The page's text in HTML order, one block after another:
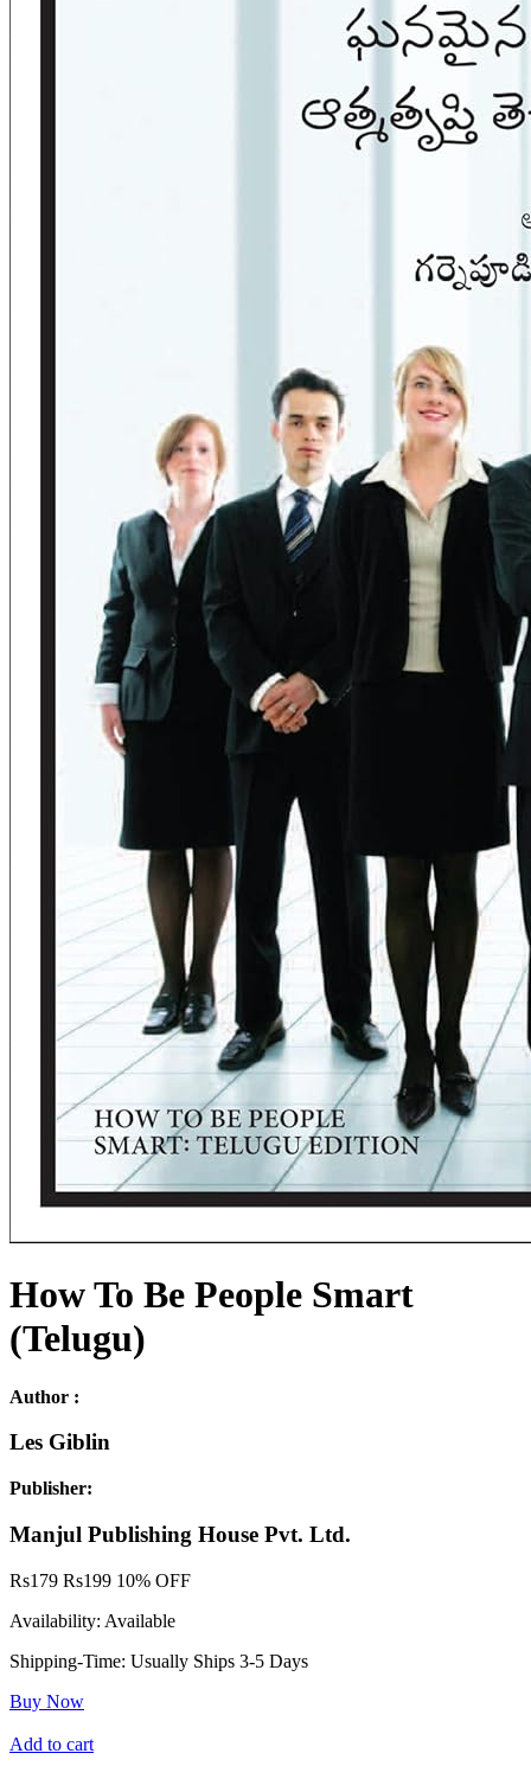
How To Be People Smart
(Telugu)
Author :
Les Giblin
Publisher:
Manjul Publishing House Pvt. Ltd.
Rs179 Rs199 10% OFF
Availability: Available
Shipping-Time: Usually Ships 3-5 Days
Buy Now
Add to cart